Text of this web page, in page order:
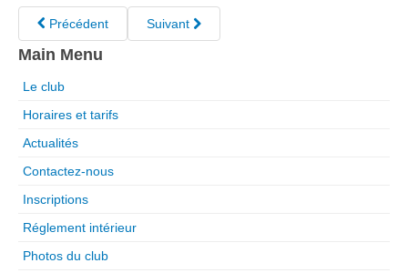
Précédent Suivant
Main Menu
Le club
Horaires et tarifs
Actualités
Contactez-nous
Inscriptions
Réglement intérieur
Photos du club